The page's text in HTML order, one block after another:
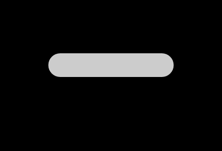
ни то, что не кутаются в телогрейки – в
некоторых эпизодах просто ходят
нараспашку..! А возьмём, к примеру, для
сравнения, эпизод со сгущёнкой (у Шаламова